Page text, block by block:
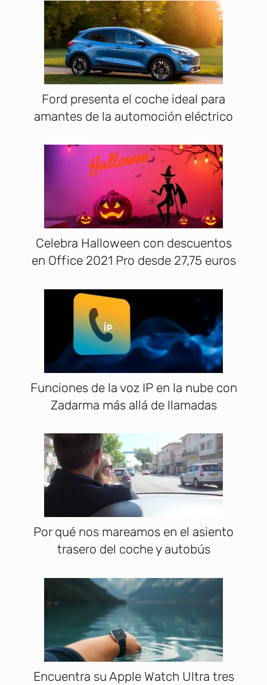
Ford presenta el coche ideal para
amantes de la automoción eléctrico
Celebra Halloween con descuentos
en Office 2021 Pro desde 27,75 euros
Funciones de la voz IP en la nube con
Zadarma más allá de llamadas
Por qué nos mareamos en el asiento
trasero del coche y autobús
Encuentra su Apple Watch Ultra tres